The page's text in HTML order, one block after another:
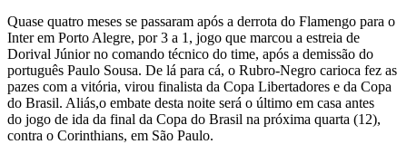
Quase quatro meses se passaram após a derrota do Flamengo para o
Inter em Porto Alegre, por 3 a 1, jogo que marcou a estreia de
Dorival Júnior no comando técnico do time, após a demissão do
português Paulo Sousa. De lá para cá, o Rubro-Negro carioca fez as
pazes com a vitória, virou finalista da Copa Libertadores e da Copa
do Brasil. Aliás,o embate desta noite será o último em casa antes
do jogo de ida da final da Copa do Brasil na próxima quarta (12),
contra o Corinthians, em São Paulo.